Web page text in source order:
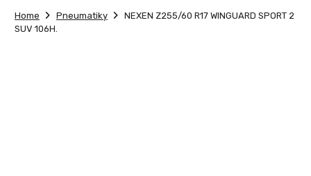
Home Pneumatiky
NEXEN Z255/60 R17 WINGUARD SPORT 2
SUV 106H.